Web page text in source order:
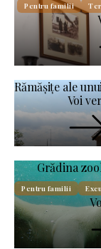
Pentru familii
Rămășițe ale
Voi
Grădina
Pentru familii